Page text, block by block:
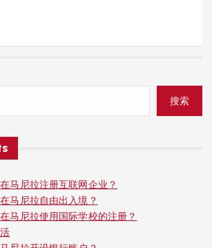
搜索
马尼拉注册互联网企业？
马尼拉自由出入境？
马尼拉使用国际学校的注册？